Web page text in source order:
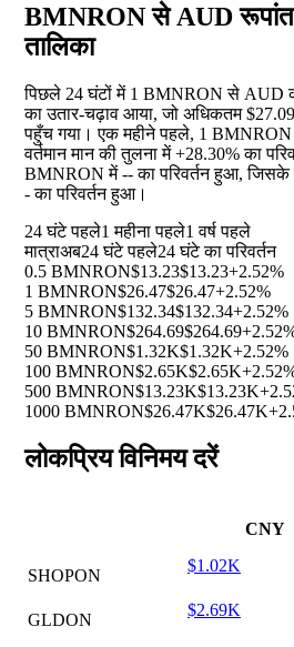
BMNRON से AUD
तालिका
पिछले 24 घंटों में 1 BMNRON से AUD
का उतार-चढ़ाव आया, जो अधिकतम
पहुँच गया। एक महीने पहले, 1 BMNRON
वर्तमान मान की तुलना में+28.30%का
BMNRON में--का परिवर्तन हुआ,
-का परिवर्तन हुआ।
24 घंटे पहले1 महीना पहले1 वर्ष पहले
मात्राअब24 घंटे पहले24 घंटे का परिवर्तन
0.5 BMNRON$13.23$13.23+2.52%
1 BMNRON$26.47$26.47+2.52%
5 BMNRON$132.34$132.34+2.52%
10 BMNRON$264.69$264.69
50 BMNRON$1.32K$1.32K+2.52%
100 BMNRON$2.65K$2.65K
500 BMNRON$13.23K$13.23K
1000 BMNRON$26.47K$26.47K
लोकप्रिय विनिमय दरें
CNY
SHOPON
$1.02K
GLDON
$2.69K